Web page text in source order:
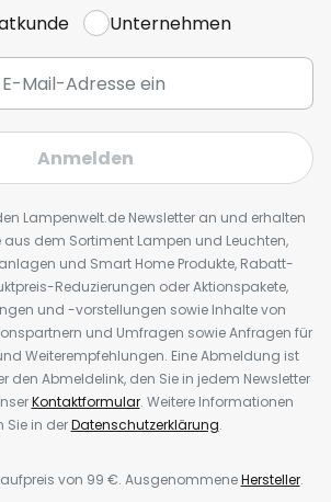
Unternehmen
Anmelden
Lampenwelt.de Newsletter an und erhalten
aus dem Sortiment Lampen und Leuchten,
und Smart Home Produkte, Rabatt-
Reduzierungen oder Aktionspakete,
und -vorstellungen sowie Inhalte von
und Umfragen sowie Anfragen für
Weiterempfehlungen. Eine Abmeldung ist
den Abmeldelink, den Sie in jedem Newsletter
Kontaktformular. Weitere Informationen
Sie in derDatenschutzerklärung.
von 99 €. AusgenommeneHersteller.